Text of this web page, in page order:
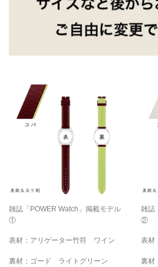
雑誌「POWER Watch」掲載モデル
①
表材：アリゲーター竹符 ワイン
裏材：ゴード ライトグリーン
雑誌
②
表材
裏材